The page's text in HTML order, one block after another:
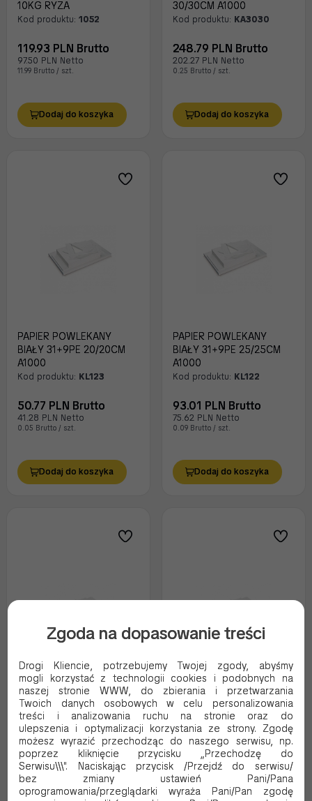
10KG RYZA
Kod produktu: 1052
119.93 PLN Brutto
97.50 PLN Netto
11.99 Brutto / szt.
Dodaj do koszyka
30/30CM A1000
Kod produktu: KA3030
248.79 PLN Brutto
202.27 PLN Netto
0.25 Brutto / szt.
Dodaj do koszyka
PAPIER POWLEKANY
BIAŁY 31+9PE 20/20CM
A1000
Kod produktu: KL123
50.77 PLN Brutto
41.28 PLN Netto
0.05 Brutto / szt.
Dodaj do koszyka
PAPIER POWLEKANY
BIAŁY 31+9PE 25/25CM
A1000
Kod produktu: KL122
93.01 PLN Brutto
75.62 PLN Netto
0.09 Brutto / szt.
Dodaj do koszyka
PAPIER POWLEKANY
BIAŁY 31+9PE 30/30CM
A1000
Kod produktu: KL124
103.26 PLN Brutto
83.95 PLN Netto
PAPIER POWLEKANY
BIAŁY 31+9PE 30/40CM
A1000
Kod produktu:KL125
94.78 PLN Brutto
77.06 PLN Netto
0.09 Brutto / szt.
Zgoda na dopasowanie treści
Drogi Kliencie, potrzebujemy Twojej zgody, abyśmy
mogli korzystać z technologii cookies i podobnych na
naszej stronie WWW, do zbierania i przetwarzania
Twoich danych osobowych w celu personalizowania
treści i analizowania ruchu na stronie oraz do
ulepszenia i optymalizacji korzystania ze strony. Zgodę
możesz wyrazić przechodząc do naszego serwisu, np.
poprzez kliknięcie przycisku „Przechodzę do
Serwisu\\\". Naciskając przycisk /Przejdź do serwisu/
bez zmiany ustawień Pani/Pana
oprogramowania/przeglądarki wyraża Pani/Pan zgodę